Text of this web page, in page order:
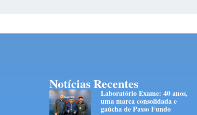
Notícias Recentes
Laboratório Exame: 40 anos,
uma marca consolidada e
gaúcha de Passo Fundo